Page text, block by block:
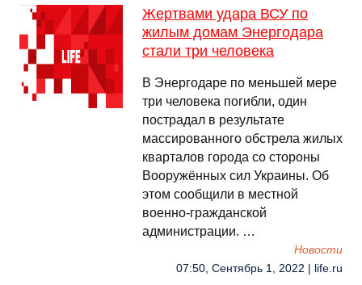
Жертвами удара ВСУ по
жилым домам Энергодара
стали три человека
В Энергодаре по меньшей мере
три человека погибли, один
пострадал в результате
массированного обстрела жилых
кварталов города со стороны
Вооружённых сил Украины. Об
этом сообщили в местной
военно-гражданской
администрации. …
Новости
07:50, Сентябрь 1, 2022 | life.ru